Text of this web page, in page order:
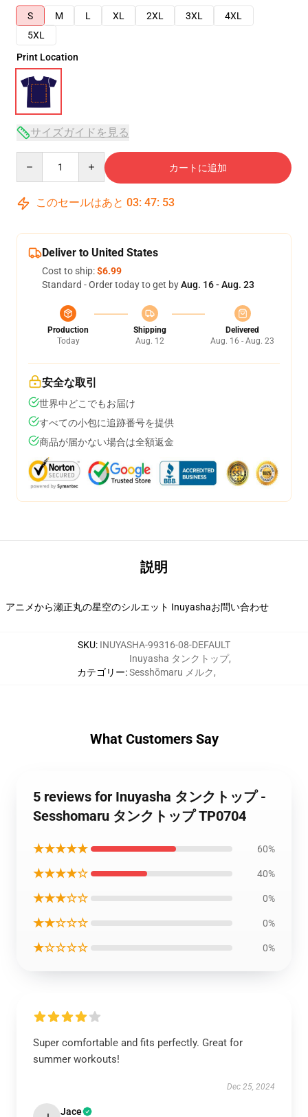
S
M L XL 2XL 3XL
4XL
5XL
Print Location
サイズガイドを見る
カートに追加
このセールはあと 03: 47: 53
Deliver to United States
Cost to ship:$6.99
Standard - Order today to get byAug. 16 - Aug. 23
Production
Today
Shipping
Aug. 12
Delivered
Aug. 16 - Aug. 23
安全な取引
世界中どこでもお届け
すべての小包に追跡番号を提供
商品が届かない場合は全額返金
説明
アニメから瀬正丸の星空のシルエット Inuyashaお問い合わせ
SKU: INUYASHA-99316-08-DEFAULT
カテゴリー:
Inuyasha タンクトップ,
Sesshōmaru メルク,
What Customers Say
5 reviews for Inuyasha タンクトップ -
Sesshomaru タンクトップ TP0704
★★★★★ 60%
★★★★☆ 40%
★★★☆☆ 0%
★★☆☆☆ 0%
★☆☆☆☆ 0%
Super comfortable and fits perfectly. Great for
summer workouts!
Dec 25, 2024
Jace